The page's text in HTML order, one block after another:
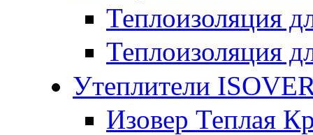
Теплоизоляция
Теплоизоляция
Утеплители
Изовер Теплая